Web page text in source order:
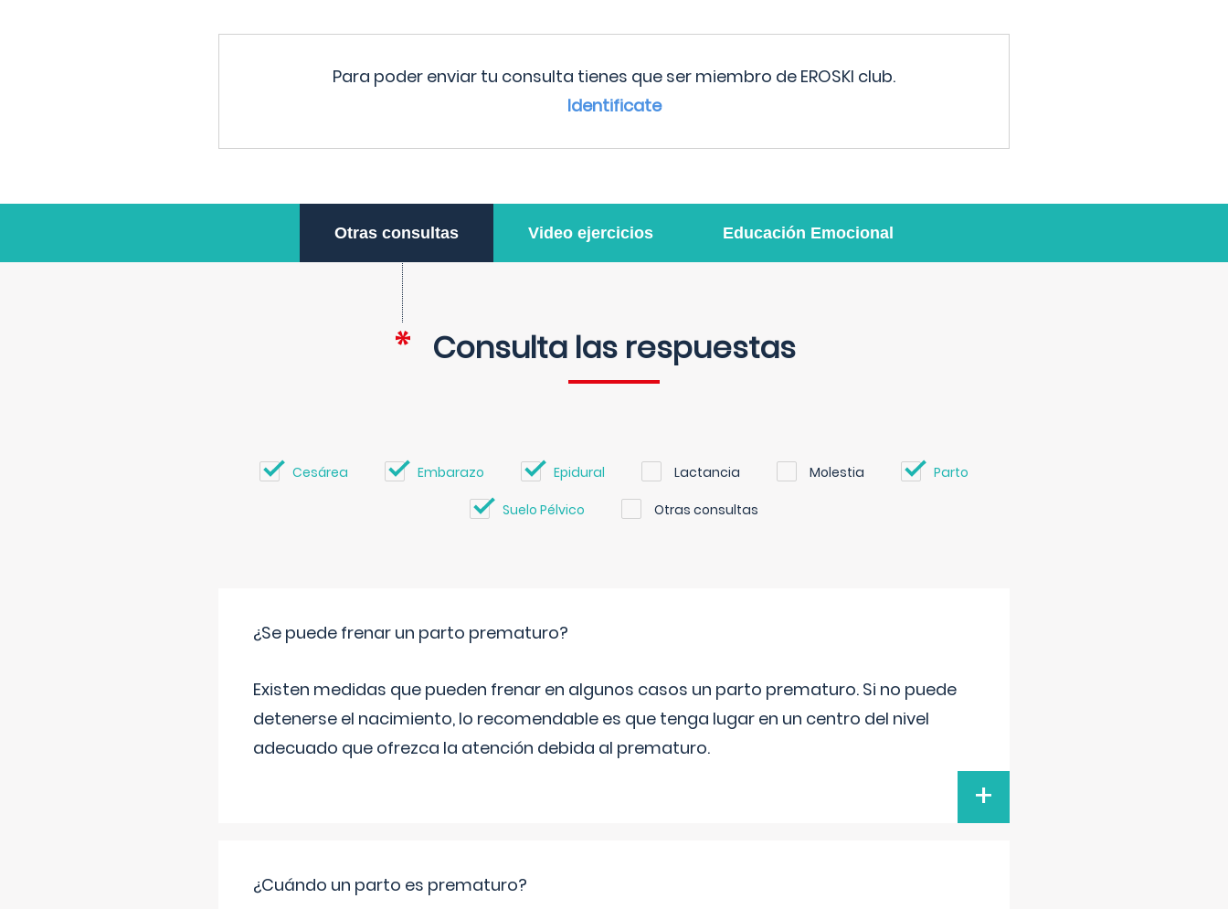
Para poder enviar tu consulta tienes que ser miembro de EROSKI club.
Identificate
Otras consultas Video ejercicios Educación Emocional
Consulta las respuestas
Cesárea Embarazo Epidural Lactancia Molestia Parto
Suelo Pélvico Otras consultas
¿Se puede frenar un parto prematuro?
Existen medidas que pueden frenar en algunos casos un parto prematuro. Si no puede
detenerse el nacimiento, lo recomendable es que tenga lugar en un centro del nivel
adecuado que ofrezca la atención debida al prematuro.
+
¿Cuándo un parto es prematuro?